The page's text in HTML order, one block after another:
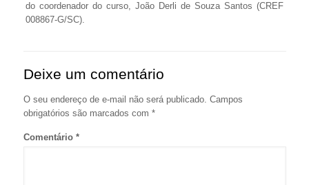
do coordenador do curso, João Derli de Souza Santos (CREF
008867-G/SC).
Deixe um comentário
O seu endereço de e-mail não será publicado. Campos
obrigatórios são marcados com *
Comentário *